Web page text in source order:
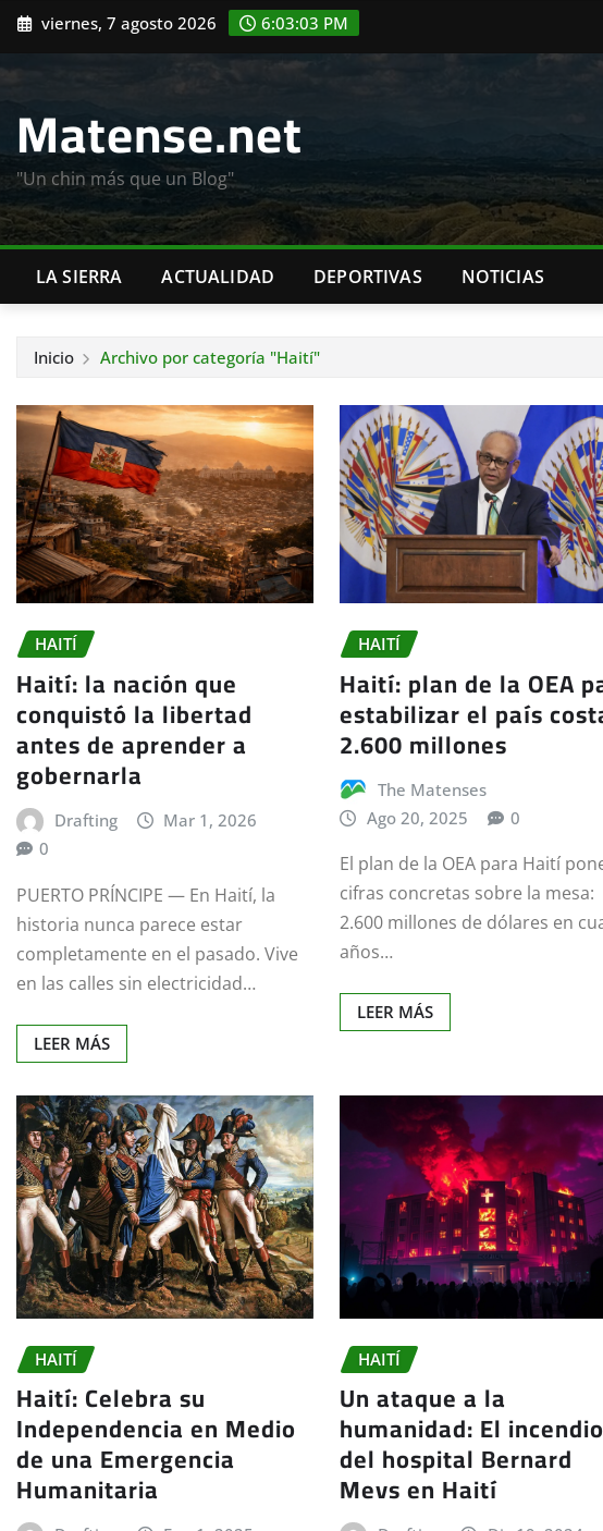
Saltar
contenido
viernes, 7 agosto 2026 6:03:05 PM
Matense.net
"Un chin más que un Blog"
LA SIERRA ACTUALIDAD DEPORTIVAS NOTICIAS
Inicio Archivo por categoría "Haití"
HAITÍ
Haití: la nación que
conquistó la libertad
antes de aprender a
gobernarla
Drafting
Mar 1, 2026
0
PUERTO PRÍNCIPE — En Haití, la
historia nunca parece estar
completamente en el pasado. Vive
en las calles sin electricidad…
LEER MÁS
HAITÍ
Haití: plan de la OEA
estabilizar el país
2.600 millones
The Matenses
Ago 20, 2025
0
El plan de la OEA para Haití
cifras concretas sobre la mesa:
2.600 millones de dólares en
años…
LEER MÁS
HAITÍ
Haití: Celebra su
Independencia en Medio
de una Emergencia
Humanitaria
HAITÍ
Un ataque a la
humanidad: El incendio
del hospital Bernard
Mevs en Haití